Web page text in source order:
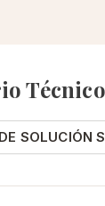
SOLUCIÓN